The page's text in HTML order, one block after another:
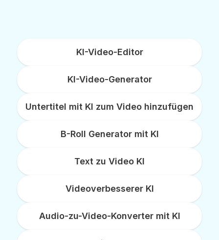
KI-Video-Editor
KI-Video-Generator
Untertitel mit KI zum Video hinzufügen
B-Roll Generator mit KI
Text zu Video KI
Videoverbesserer KI
Audio-zu-Video-Konverter mit KI